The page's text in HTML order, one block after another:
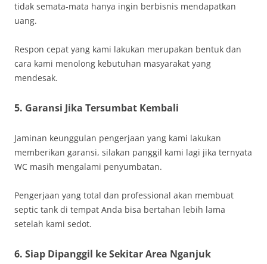
tidak semata-mata hanya ingin berbisnis mendapatkan
uang.
Respon cepat yang kami lakukan merupakan bentuk dan
cara kami menolong kebutuhan masyarakat yang
mendesak.
5. Garansi Jika Tersumbat Kembali
Jaminan keunggulan pengerjaan yang kami lakukan
memberikan garansi, silakan panggil kami lagi jika ternyata
WC masih mengalami penyumbatan.
Pengerjaan yang total dan professional akan membuat
septic tank di tempat Anda bisa bertahan lebih lama
setelah kami sedot.
6. Siap Dipanggil ke Sekitar Area Nganjuk